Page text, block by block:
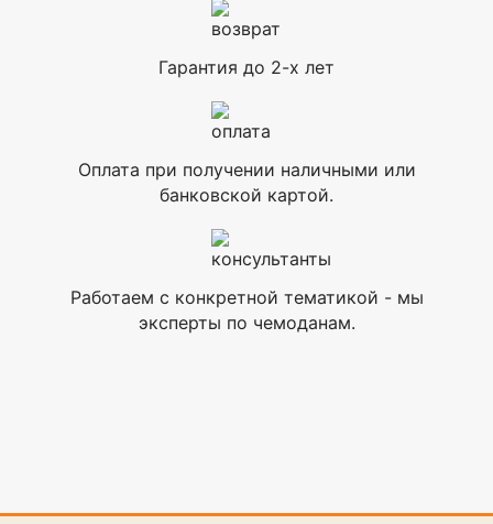
Гарантия до 2-х лет
Оплата при получении наличными или
банковской картой.
Работаем с конкретной тематикой - мы
эксперты по чемоданам.